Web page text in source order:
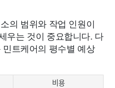
의 범위와 작업 인원이
우는 것이 중요합니다. 다
트케어의 평수별 예상
비용